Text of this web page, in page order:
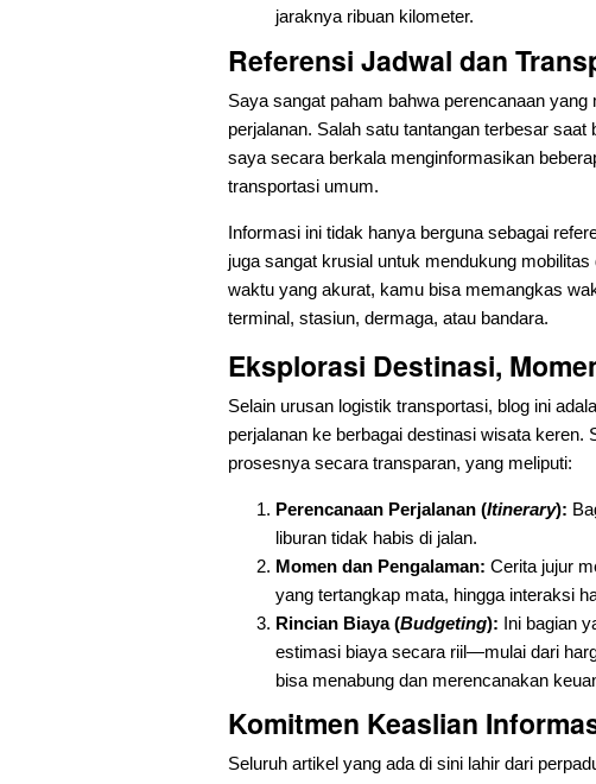
jaraknya ribuan kilometer.
Referensi Jadwal dan
Saya sangat paham bahwa perencanaan
perjalanan. Salah satu tantangan terbesar
saya secara berkala menginformasikan
transportasi umum.
Informasi ini tidak hanya berguna sebagai
juga sangat krusial untuk mendukung
waktu yang akurat, kamu bisa memangkas
terminal, stasiun, dermaga, atau bandara.
Eksplorasi Destinasi,
Selain urusan logistik transportasi, blog ini
perjalanan ke berbagai destinasi wisata
prosesnya secara transparan, yang meliputi:
Perencanaan Perjalanan (Itinerary):
liburan tidak habis di jalan.
Momen dan Pengalaman: Cerita jujur
yang tertangkap mata, hingga interaksi
Rincian Biaya (Budgeting): Ini bagian
estimasi biaya secara riil—mulai dari
bisa menabung dan merencanakan
Komitmen Keaslian
Seluruh artikel yang ada di sini lahir dari